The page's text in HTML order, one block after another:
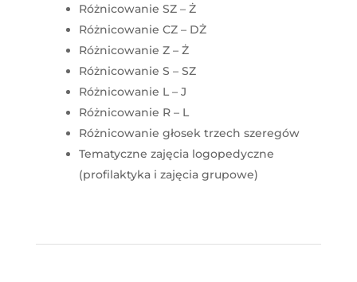
Różnicowanie SZ – Ż
Różnicowanie CZ – DŻ
Różnicowanie Z – Ż
Różnicowanie S – SZ
Różnicowanie L – J
Różnicowanie R – L
Różnicowanie głosek trzech szeregów
Tematyczne zajęcia logopedyczne
(profilaktyka i zajęcia grupowe)